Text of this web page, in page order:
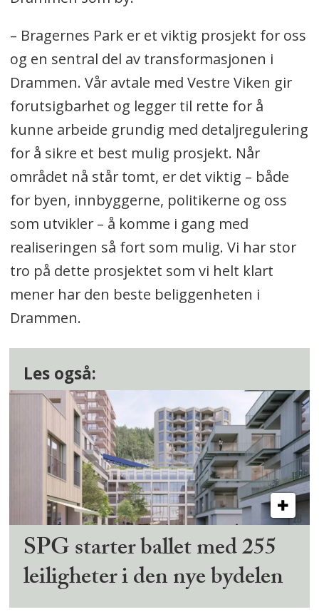
– Bragernes Park er et viktig prosjekt for oss
og en sentral del av transformasjonen i
Drammen. Vår avtale med Vestre Viken gir
forutsigbarhet og legger til rette for å
kunne arbeide grundig med detaljregulering
for å sikre et best mulig prosjekt. Når
området nå står tomt, er det viktig – både
for byen, innbyggerne, politikerne og oss
som utvikler – å komme i gang med
realiseringen så fort som mulig. Vi har stor
tro på dette prosjektet som vi helt klart
mener har den beste beliggenheten i
Drammen.
Les også:
SPG starter ballet med 255
leiligheter i den nye bydelen